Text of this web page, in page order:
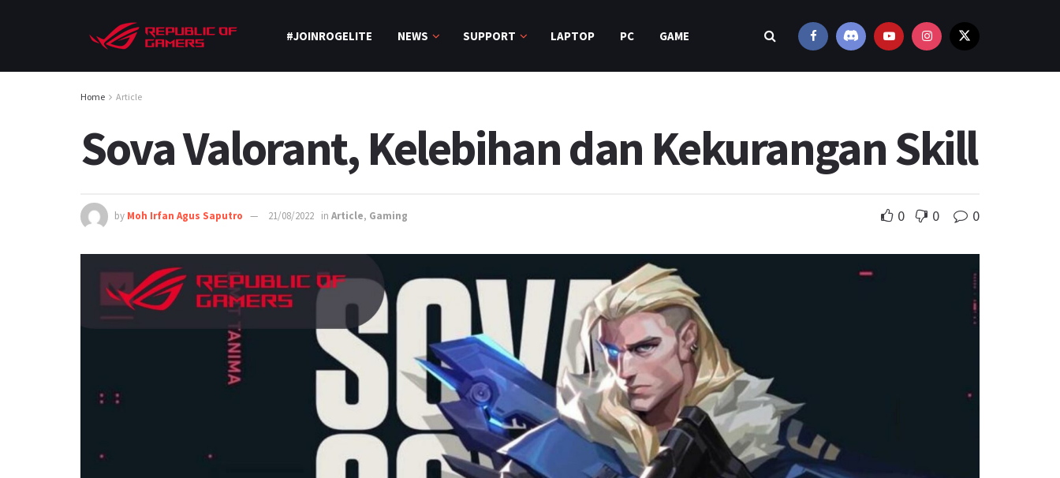
#JOINROGELITE NEWS SUPPORT LAPTOP PC GAME
Home Article
Sova Valorant, Kelebihan dan Kekurangan Skill
by Moh Irfan Agus Saputro 21/08/2022 in Article, Gaming 0 0 0